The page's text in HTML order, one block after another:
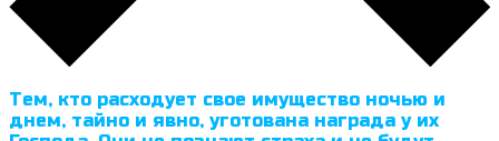
Тем, кто расходует свое имущество ночью и
днем, тайно и явно, уготована награда у их